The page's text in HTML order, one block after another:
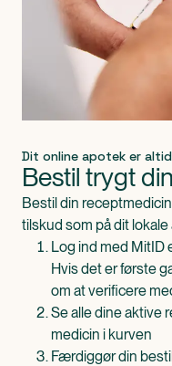
Dit online apotek er
Bestil trygt
Bestil din
tilskud som på dit
Log ind med MitID
Hvis det er første
om at verificere
Se alle dine aktive
medicin i kurven
Færdiggør din